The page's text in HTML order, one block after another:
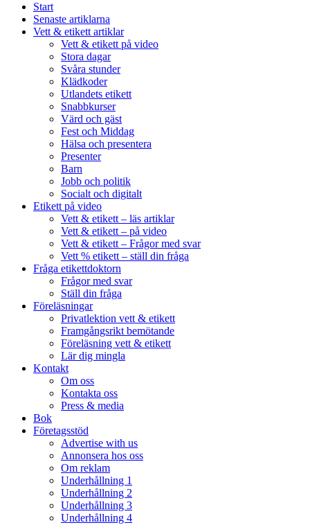
Start
Senaste artiklarna
Vett & etikett artiklar
Vett & etikett på video
Stora dagar
Svåra stunder
Klädkoder
Utlandets etikett
Snabbkurser
Värd och gäst
Fest och Middag
Hälsa och presentera
Presenter
Barn
Jobb och politik
Socialt och digitalt
Etikett på video
Vett & etikett – läs artiklar
Vett & etikett – på video
Vett & etikett – Frågor med svar
Vett % etikett – ställ din fråga
Fråga etikettdoktorn
Frågor med svar
Ställ din fråga
Föreläsningar
Privatlektion vett & etikett
Framgångsrikt bemötande
Föreläsning vett & etikett
Lär dig mingla
Kontakt
Om oss
Kontakta oss
Press & media
Bok
Företagsstöd
Advertise with us
Annonsera hos oss
Om reklam
Underhållning 1
Underhållning 2
Underhållning 3
Underhållning 4